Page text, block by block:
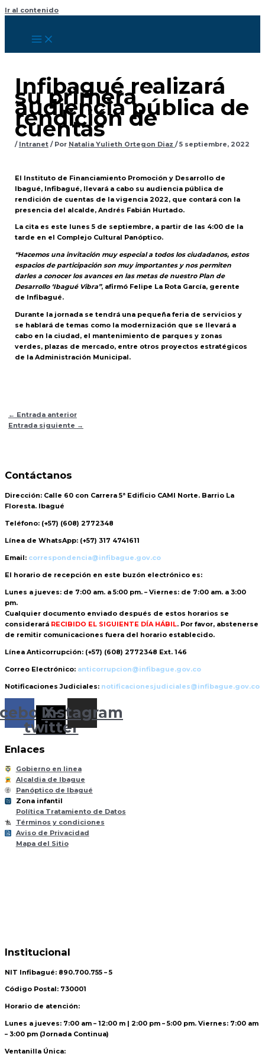
Ir al contenido
Infibagué realizará
su primera
audiencia pública de
rendición de
cuentas
/ Intranet/ Por Natalia Yulieth Ortegon Diaz /5 septiembre, 2022
El Instituto de Financiamiento Promoción y Desarrollo de
Ibagué, Infibagué, llevará a cabo su audiencia pública de
rendición de cuentas de la vigencia 2022, que contará con la
presencia del alcalde, Andrés Fabián Hurtado.
La cita es este lunes 5 de septiembre, a partir de las 4:00 de la
tarde en el Complejo Cultural Panóptico.
“Hacemos una invitación muy especial a todos los ciudadanos, estos
espacios de participación son muy importantes y nos permiten
darles a conocer los avances en las metas de nuestro Plan de
Desarrollo ‘Ibagué Vibra”, afirmó Felipe La Rota García, gerente
de Infibagué.
Durante la jornada se tendrá una pequeña feria de servicios y
se hablará de temas como la modernización que se llevará a
cabo en la ciudad, el mantenimiento de parques y zonas
verdes, plazas de mercado, entre otros proyectos estratégicos
de la Administración Municipal.
← Entrada anterior
Entrada siguiente →
Contáctanos
Dirección: Calle 60 con Carrera 5ª Edificio CAMI Norte. Barrio La
Floresta. Ibagué
Teléfono: (+57) (608) 2772348
Línea de WhatsApp: (+57) 317 4741611
Email: correspondencia@infibague.gov.co
El horario de recepción en este buzón electrónico es:
Lunes a jueves: de 7:00 am. a 5:00 pm. – Viernes: de 7:00 am. a 3:00
pm.
Cualquier documento enviado después de estos horarios se
considerará RECIBIDO EL SIGUIENTE DÍA HÁBIL. Por favor, abstenerse
de remitir comunicaciones fuera del horario establecido.
Línea Anticorrupción: (+57) (608) 2772348 Ext. 146
Correo Electrónico: anticorrupcion@infibague.gov.co
Notificaciones Judiciales: notificacionesjudiciales@infibague.gov.co
X-
twitter
Instagram
Enlaces
Gobierno en linea
Alcaldia de Ibague
Panóptico de Ibagué
til
Zona infantil
Política Tratamiento de Datos
Términos y condiciones
Aviso de Privacidad
Mapa del Sitio
Institucional
NIT Infibagué: 890.700.755 – 5
Código Postal: 730001
Horario de atención:
Lunes a jueves: 7:00 am – 12:00 m | 2:00 pm – 5:00 pm. Viernes: 7:00 am
– 3:00 pm (Jornada Continua)
Ventanilla Única: